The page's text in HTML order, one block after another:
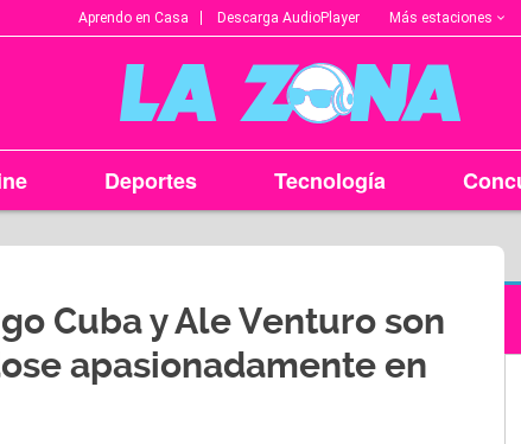
Aprendo en Casa Descarga AudioPlayer Más estaciones
Deportes Tecnología
Cuba y Ale Venturo son
apasionadamente en